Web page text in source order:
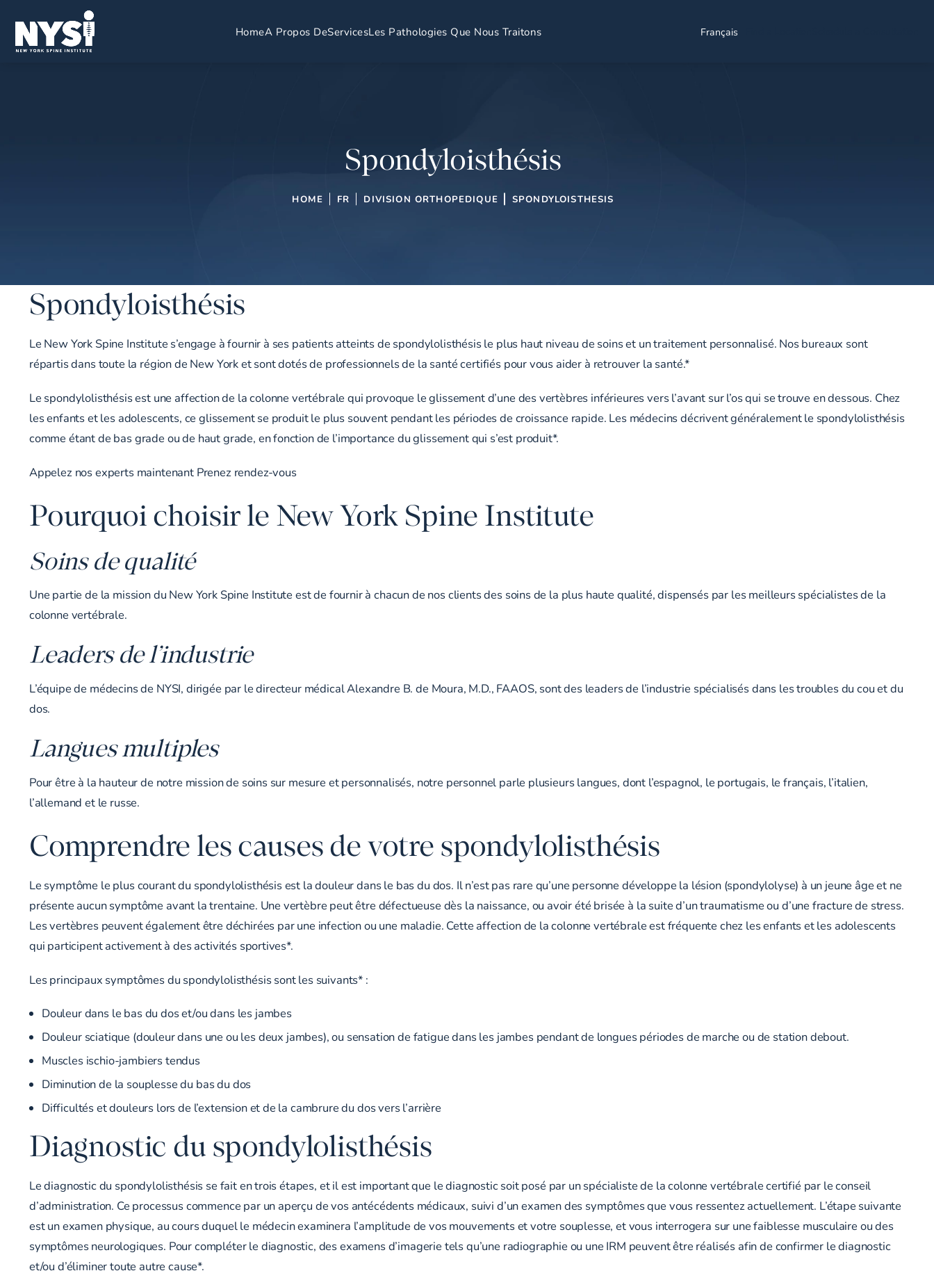
HomeA Propos DeServicesLes Pathologies Que Nous Traitons Français
Spondyloisthésis
HOME FR DIVISION ORTHOPEDIQUE SPONDYLOISTHESIS
Spondyloisthésis
Le New York Spine Institute s’engage à fournir à ses patients atteints de spondylolisthésis le plus haut niveau de soins et un traitement personnalisé. Nos bureaux sont
répartis dans toute la région de New York et sont dotés de professionnels de la santé certifiés pour vous aider à retrouver la santé.*
Le spondylolisthésis est une affection de la colonne vertébrale qui provoque le glissement d’une des vertèbres inférieures vers l’avant sur l’os qui se trouve en dessous. Chez
les enfants et les adolescents, ce glissement se produit le plus souvent pendant les périodes de croissance rapide. Les médecins décrivent généralement le spondylolisthésis
comme étant de bas grade ou de haut grade, en fonction de l’importance du glissement qui s’est produit*.
Appelez nos experts maintenant Prenez rendez-vous
Pourquoi choisir le New York Spine Institute
Soins de qualité
Une partie de la mission du New York Spine Institute est de fournir à chacun de nos clients des soins de la plus haute qualité, dispensés par les meilleurs spécialistes de la
colonne vertébrale.
Leaders de l’industrie
L’équipe de médecins de NYSI, dirigée par le directeur médical Alexandre B. de Moura, M.D., FAAOS, sont des leaders de l’industrie spécialisés dans les troubles du cou et du
dos.
Langues multiples
Pour être à la hauteur de notre mission de soins sur mesure et personnalisés, notre personnel parle plusieurs langues, dont l’espagnol, le portugais, le français, l’italien,
l’allemand et le russe.
Comprendre les causes de votre spondylolisthésis
Le symptôme le plus courant du spondylolisthésis est la douleur dans le bas du dos. Il n’est pas rare qu’une personne développe la lésion (spondylolyse) à un jeune âge et ne
présente aucun symptôme avant la trentaine. Une vertèbre peut être défectueuse dès la naissance, ou avoir été brisée à la suite d’un traumatisme ou d’une fracture de stress.
Les vertèbres peuvent également être déchirées par une infection ou une maladie. Cette affection de la colonne vertébrale est fréquente chez les enfants et les adolescents
qui participent activement à des activités sportives*.
Les principaux symptômes du spondylolisthésis sont les suivants* :
Douleur dans le bas du dos et/ou dans les jambes
Douleur sciatique (douleur dans une ou les deux jambes), ou sensation de fatigue dans les jambes pendant de longues périodes de marche ou de station debout.
Muscles ischio-jambiers tendus
Diminution de la souplesse du bas du dos
Difficultés et douleurs lors de l’extension et de la cambrure du dos vers l’arrière
Diagnostic du spondylolisthésis
Le diagnostic du spondylolisthésis se fait en trois étapes, et il est important que le diagnostic soit posé par un spécialiste de la colonne vertébrale certifié par le conseil
d’administration. Ce processus commence par un aperçu de vos antécédents médicaux, suivi d’un examen des symptômes que vous ressentez actuellement. L’étape suivante
est un examen physique, au cours duquel le médecin examinera l’amplitude de vos mouvements et votre souplesse, et vous interrogera sur une faiblesse musculaire ou des
symptômes neurologiques. Pour compléter le diagnostic, desexamens d’imagerie tels qu’une radiographie ou une IRM peuvent être réalisés afin de confirmer le diagnostic
et/ou d’éliminer toute autre cause*.